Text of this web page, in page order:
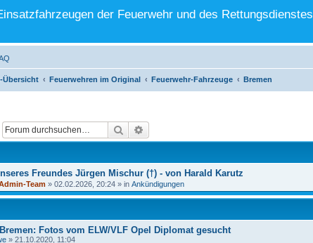
der Feuerwehr und des Rettungsdienstes
Übersicht Feuerwehren im Original Feuerwehr-Fahrzeuge Bremen
Suche
Freundes Jürgen Mischur (†) - von Harald Karutz
Team » 02.02.2026, 20:24 » in Ankündigungen
Fotos vom ELW/VLF Opel Diplomat gesucht
» 21.10.2020, 11:04